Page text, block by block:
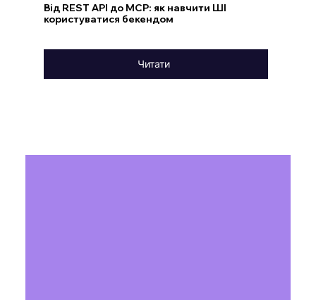
Від REST API до MCP: як навчити ШІ
користуватися бекендом
Читати